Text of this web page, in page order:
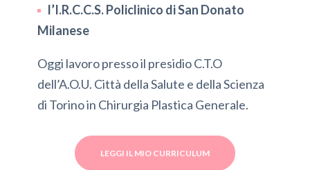
l’I.R.C.C.S. Policlinico di San Donato
Milanese
Oggi lavoro presso il presidio C.T.O
dell’A.O.U. Città della Salute e della Scienza
di Torino in Chirurgia Plastica Generale.
LEGGI IL MIO CURRICULUM